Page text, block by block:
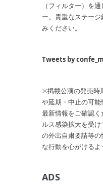
（フィルター）を
ー。貴重なステー
みください。
Tweets by
※掲載公演の発売時
や延期・中止の可
最新情報をご確認
ルス感染拡大を受
の外出自粛要請等
な行動を心がけるよ
ADS